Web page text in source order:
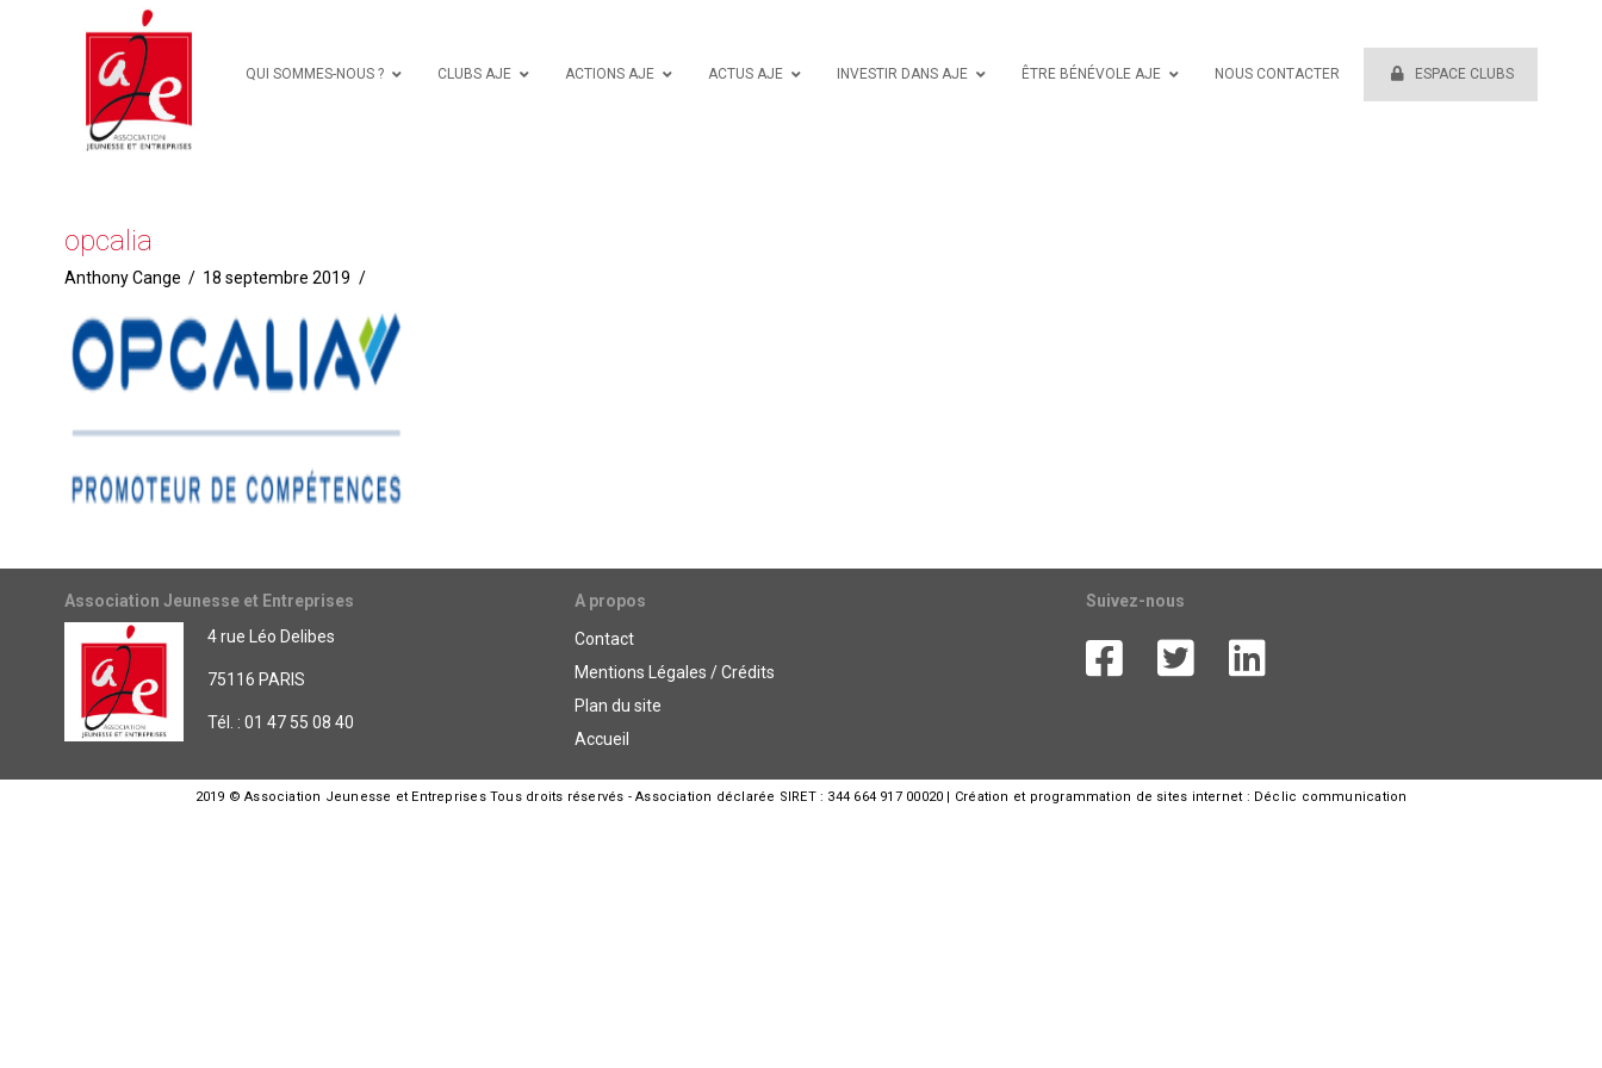
QUI SOMMES-NOUS ? CLUBS AJE ACTIONS AJE ACTUS AJE INVESTIR DANS AJE ÊTRE BÉNÉVOLE AJE NOUS CONTACTER ESPACE CLUBS
opcalia
Anthony Cange 18 septembre 2019
Association Jeunesse et Entreprises
4 rue Léo Delibes
75116 PARIS
Tél. : 01 47 55 08 40
A propos
Contact
Mentions Légales / Crédits
Plan du site
Accueil
Suivez-nous
2019 © Association Jeunesse et Entreprises Tous droits réservés - Association déclarée SIRET : 344 664 917 00020 | Création et programmation de sites internet : Déclic communication